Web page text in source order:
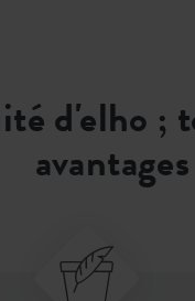
d'elho ;
avantages